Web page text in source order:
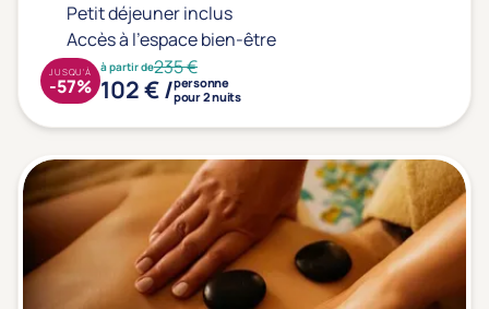
Petit déjeuner inclus
Accès à l'espace bien-être
à partir de235 €
102 € /personne
pour 2 nuits
JUSQU'À
-57%